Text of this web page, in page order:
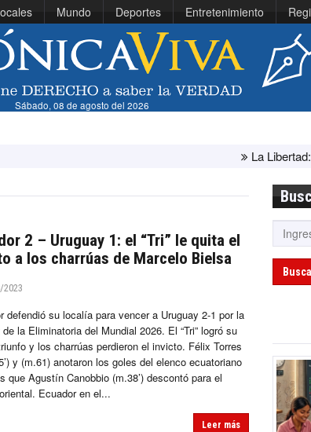
Mundo Deportes Entretenimiento
Sábado, 08 de agosto del 2026
La Libertad: ministra
2 – Uruguay 1: el “Tri” le quita el
a los charrúas de Marcelo Bielsa
2023
defendió su localía para vencer a Uruguay 2-1 por la
la Eliminatoria del Mundial 2026. El “Tri” logró su
y los charrúas perdieron el invicto. Félix Torres
y (m.61) anotaron los goles del elenco ecuatoriano
que Agustín Canobbio (m.38’) descontó para el
Ecuador en el...
Leer más